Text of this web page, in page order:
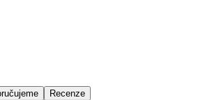
Recenze